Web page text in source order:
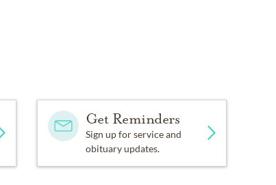
Get Reminders
Sign up for service and
obituary updates.